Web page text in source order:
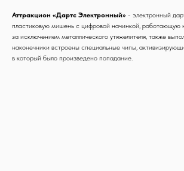
Аттракцион «Дартс Электронный» - электронный
пластиковую мишень с цифровой начинкой, работающую
за исключением металлического утяжелителя, также
наконечники встроены специальные чипы,
в который было произведено попадание.